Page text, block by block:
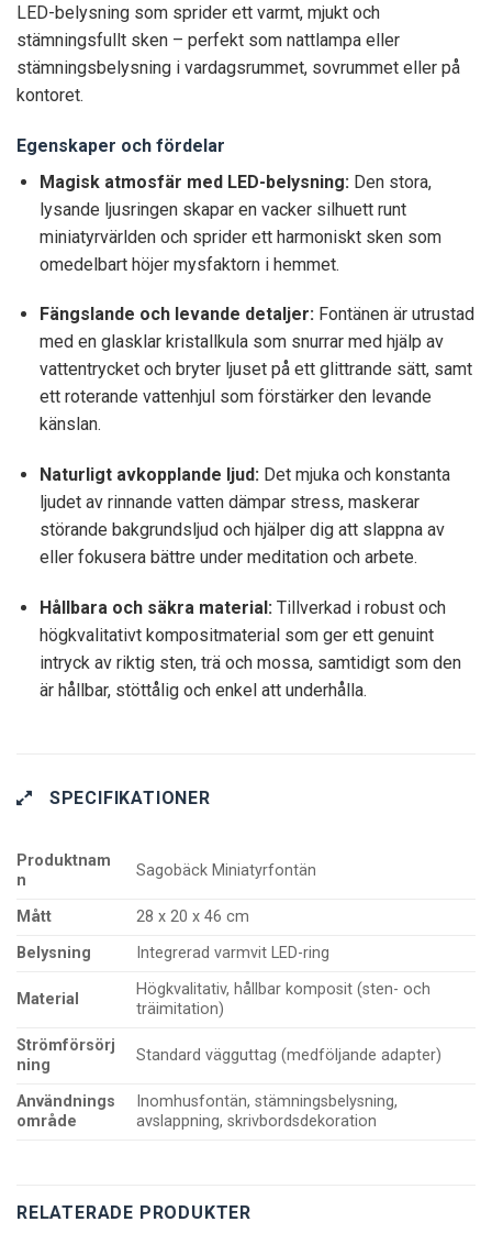
LED-belysning som sprider ett varmt, mjukt och
stämningsfullt sken – perfekt som nattlampa eller
stämningsbelysning i vardagsrummet, sovrummet eller på
kontoret.
Egenskaper och fördelar
Magisk atmosfär med LED-belysning: Den stora,
lysande ljusringen skapar en vacker silhuett runt
miniatyrvärlden och sprider ett harmoniskt sken som
omedelbart höjer mysfaktorn i hemmet.
Fängslande och levande detaljer:Fontänen är utrustad
med en glasklar kristallkula som snurrar med hjälp av
vattentrycket och bryter ljuset på ett glittrande sätt, samt
ett roterande vattenhjul som förstärker den levande
känslan.
Naturligt avkopplande ljud:Det mjuka och konstanta
ljudet av rinnande vatten dämpar stress, maskerar
störande bakgrundsljud och hjälper dig att slappna av
eller fokusera bättre under meditation och arbete.
Hållbara och säkra material:Tillverkad i robust och
högkvalitativt kompositmaterial som ger ett genuint
intryck av riktig sten, trä och mossa, samtidigt som den
är hållbar, stöttålig och enkel att underhålla.
SPECIFIKATIONER
Produktnam
n
Sagobäck Miniatyrfontän
Mått
28 x 20 x 46 cm
Belysning
Integrerad varmvit LED-ring
Material
Högkvalitativ, hållbar komposit (sten- och
träimitation)
Strömförsörj
ning
Standard vägguttag (medföljande adapter)
Användnings
område
Inomhusfontän, stämningsbelysning,
avslappning, skrivbordsdekoration
RELATERADE PRODUKTER